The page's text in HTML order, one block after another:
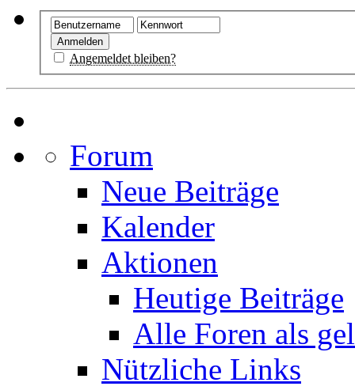
Angemeldet bleiben?
Forum
Neue Beiträge
Kalender
Aktionen
Heutige Beiträge
Alle Foren als
Nützliche Links